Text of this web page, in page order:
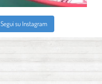
Segui su Instagram